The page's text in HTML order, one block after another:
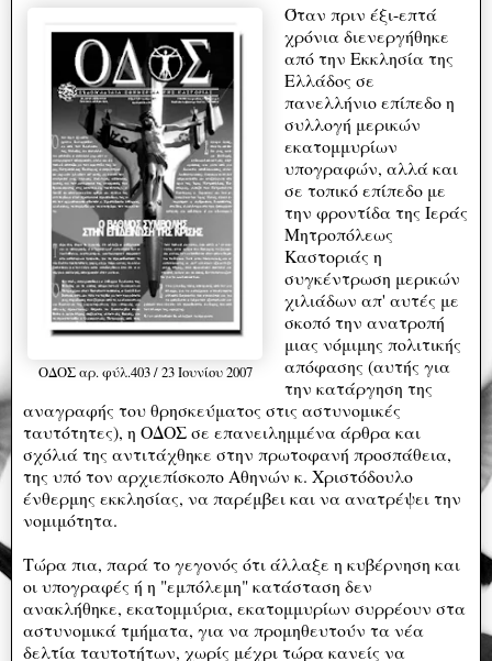
ΟΔΟΣ αρ. φύλ.403 / 23 Ιουνίου 2007
Όταν πριν έξι-επτά
χρόνια διενεργήθηκε
από την Εκκλησία της
Ελλάδος σε
πανελλήνιο επίπεδο η
συλλογή μερικών
εκατομμυρίων
υπογραφών, αλλά και
σε τοπικό επίπεδο με
την φροντίδα της Ιεράς
Μητροπόλεως
Καστοριάς η
συγκέντρωση μερικών
χιλιάδων απ' αυτές με
σκοπό την ανατροπή
μιας νόμιμης πολιτικής
απόφασης (αυτής για
την κατάργηση της
αναγραφής του θρησκεύματος στις αστυνομικές
ταυτότητες), η ΟΔΟΣ σε επανειλημμένα άρθρα και
σχόλιά της αντιτάχθηκε στην πρωτοφανή προσπάθεια,
της υπό τον αρχιεπίσκοπο Αθηνών κ. Χριστόδουλο
ένθερμης εκκλησίας, να παρέμβει και να ανατρέψει την
νομιμότητα.
Τώρα πια, παρά το γεγονός ότι άλλαξε η κυβέρνηση και
οι υπογραφές ή η "εμπόλεμη" κατάσταση δεν
ανακλήθηκε, εκατομμύρια, εκατομμυρίων συρρέουν στα
αστυνομικά τμήματα, για να προμηθευτούν τα νέα
δελτία ταυτοτήτων, χωρίς μέχρι τώρα κανείς να